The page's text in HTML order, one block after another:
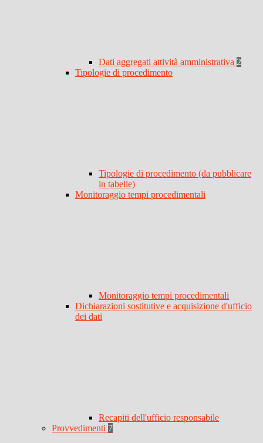
Dati aggregati attività amministrativa 2
Tipologie di procedimento
Tipologie di procedimento (da pubblicare
in tabelle)
Monitoraggio tempi procedimentali
Monitoraggio tempi procedimentali
Dichiarazioni sostitutive e acquisizione d'ufficio
dei dati
Recapiti dell'ufficio responsabile
Provvedimenti 7